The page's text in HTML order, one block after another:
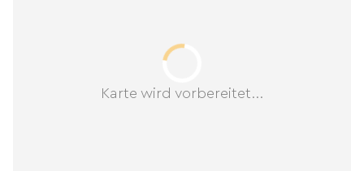
Karte wird vorbereitet...